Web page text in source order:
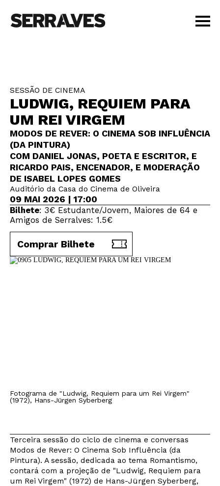
LOJA
PT | EN
BILHETES
AMIGOS
SESSÃO DE CINEMA
LUDWIG, REQUIEM PARA
UM REI VIRGEM
MODOS DE REVER: O CINEMA SOB INFLUÊNCIA
(DA PINTURA)
COM DANIEL JONAS, POETA E ESCRITOR, E
RICARDO PAIS, ENCENADOR, E MODERAÇÃO
DE ISABEL LOPES GOMES
Auditório da Casa do Cinema de Oliveira
09 MAI 2026 | 17:00
Bilhete: 3€ Estudante/Jovem, Maiores de 64 e
Amigos de Serralves: 1.5€
Comprar Bilhete
Fotograma de "Ludwig, Requiem para um Rei Virgem"
(1972), Hans-Jürgen Syberberg
Terceira sessão do ciclo de cinema e conversas
Modos de Rever: O Cinema Sob Influência (da
Pintura). A sessão, dedicada ao tema Romantismo,
contará com a projeção de "Ludwig, Requiem para
um Rei Virgem" (1972) de Hans-Jürgen Syberberg,